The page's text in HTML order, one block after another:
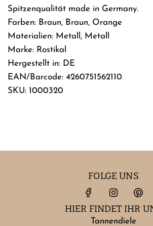
Spitzenqualität made in Germany.
Farben: Braun, Braun, Orange
Materialien: Metall, Metall
Marke: Rostikal
Hergestellt in: DE
EAN/Barcode: 4260751562110
SKU: 1000320
FOLGE UNS
HIER FINDET IHR
Tannendiele